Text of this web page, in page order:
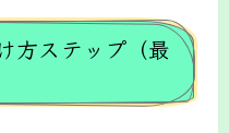
方ステップ（最